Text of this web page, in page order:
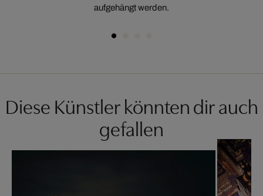
aufgehängt werden.
Diese Künstler könnten dir auch
gefallen